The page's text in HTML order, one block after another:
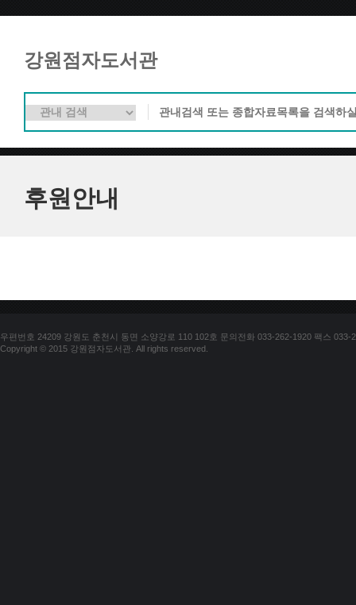
강원점자도서관
후원안내
우편번호 24209 강원도 춘천시 동면 소양강로 110 102호 문의전화 033-262-1920 팩스 033-
Copyright © 2015 강원점자도서관. All rights reserved.